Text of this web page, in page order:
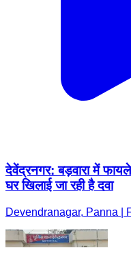
देवेंद्रनगर: बड़वारा में
घर खिलाई जा रही है दवा
Devendranagar, Panna |